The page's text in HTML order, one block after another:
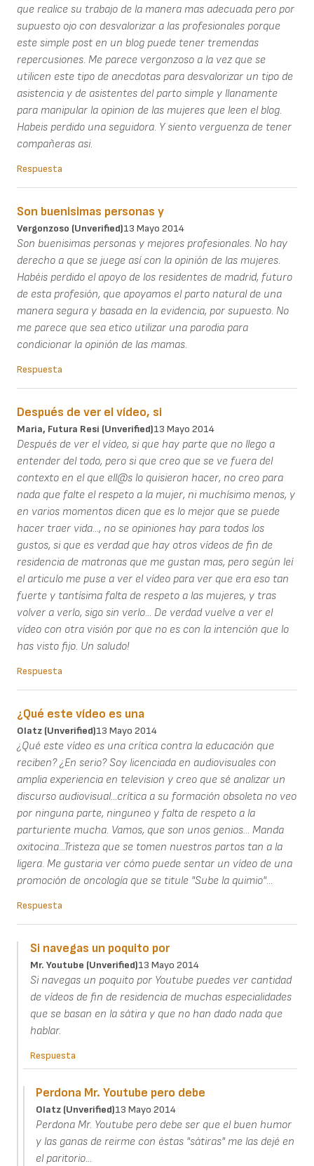
que realice su trabajo de la manera mas adecuada pero por
supuesto ojo con desvalorizar a las profesionales porque
este simple post en un blog puede tener tremendas
repercusiones. Me parece vergonzoso a la vez que se
utilicen este tipo de anecdotas para desvalorizar un tipo de
asistencia y de asistentes del parto simple y llanamente
para manipular la opinion de las mujeres que leen el blog.
Habeis perdido una seguidora. Y siento verguenza de tener
compañeras asi.
Respuesta
Son buenisimas personas y
Vergonzoso (unverified)13 Mayo 2014
Son buenisimas personas y mejores profesionales. No hay
derecho a que se juege así con la opinión de las mujeres.
Habéis perdido el apoyo de los residentes de madrid, futuro
de esta profesión, que apoyamos el parto natural de una
manera segura y basada en la evidencia, por supuesto. No
me parece que sea etico utilizar una parodia para
condicionar la opinión de las mamas.
Respuesta
Después de ver el vídeo, si
Maria, Futura Resi (unverified)13 Mayo 2014
Después de ver el vídeo, si que hay parte que no llego a
entender del todo, pero si que creo que se ve fuera del
contexto en el que ell@s lo quisieron hacer, no creo para
nada que falte el respeto a la mujer, ni muchísimo menos, y
en varios momentos dicen que es lo mejor que se puede
hacer traer vida..., no se opiniones hay para todos los
gustos, si que es verdad que hay otros vídeos de fin de
residencia de matronas que me gustan mas, pero según leí
el articulo me puse a ver el vídeo para ver que era eso tan
fuerte y tantísima falta de respeto a las mujeres, y tras
volver a verlo, sigo sin verlo... De verdad vuelve a ver el
vídeo con otra visión por que no es con la intención que lo
has visto fijo. Un saludo!
Respuesta
¿Qué este vídeo es una
Olatz (unverified)13 Mayo 2014
¿Qué este vídeo es una crítica contra la educación que
reciben? ¿En serio? Soy licenciada en audiovisuales con
amplia experiencia en television y creo que sé analizar un
discurso audiovisual...crítica a su formación obsoleta no veo
por ninguna parte, ninguneo y falta de respeto a la
parturiente mucha. Vamos, que son unos genios... Manda
oxitocina...Tristeza que se tomen nuestros partos tan a la
ligera. Me gustaria ver cómo puede sentar un vídeo de una
promoción de oncología que se titule "Sube la quimio"...
Respuesta
Si navegas un poquito por
Mr. Youtube (unverified)13 Mayo 2014
Si navegas un poquito por Youtube puedes ver cantidad
de vídeos de fin de residencia de muchas especialidades
que se basan en la sátira y que no han dado nada que
hablar.
Respuesta
Perdona Mr. Youtube pero debe
Olatz (unverified)13 Mayo 2014
Perdona Mr. Youtube pero debe ser que el buen humor
y las ganas de reirme con éstas "sátiras" me las dejé en
el paritorio...